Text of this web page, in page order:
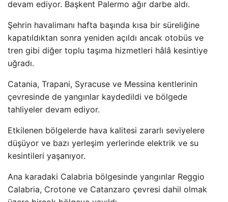
devam ediyor. Başkent Palermo ağır darbe aldı.
Şehrin havalimanı hafta başında kısa bir süreliğine
kapatıldıktan sonra yeniden açıldı ancak otobüs ve
tren gibi diğer toplu taşıma hizmetleri hâlâ kesintiye
uğradı.
Catania, Trapani, Syracuse ve Messina kentlerinin
çevresinde de yangınlar kaydedildi ve bölgede
tahliyeler devam ediyor.
Etkilenen bölgelerde hava kalitesi zararlı seviyelere
düşüyor ve bazı yerleşim yerlerinde elektrik ve su
kesintileri yaşanıyor.
Ana karadaki Calabria bölgesinde yangınlar Reggio
Calabria, Crotone ve Catanzaro çevresi dahil olmak